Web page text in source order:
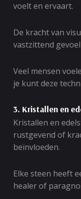
voelt en ervaart.
De kracht van
vastzittend
Veel mensen
je kunt deze
3. Kristallen en
Kristallen en
rustgevend of
beïnvloeden.
Elke steen heeft
healer of